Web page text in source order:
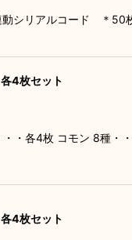
シリアルコード ＊50
4枚セット
・各4枚 コモン 8種・
4枚セット